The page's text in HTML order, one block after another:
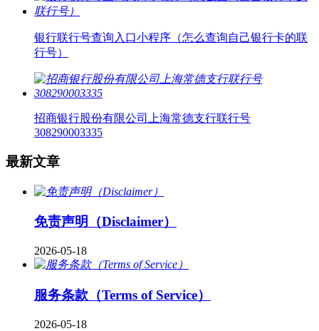
银行联行号查询入口小程序（怎么查询自己银行卡的联
行号）
招商银行股份有限公司上海常德支行联行号
308290003335
最新文章
免责声明（Disclaimer）
2026-05-18
服务条款（Terms of Service）
2026-05-18